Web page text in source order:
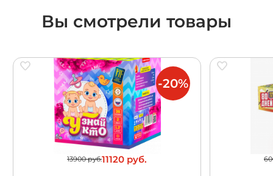
Вы смотрели товары
13900 руб.11120 руб.
-20%